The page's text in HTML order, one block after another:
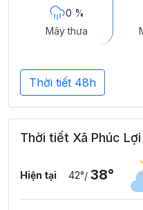
0 %
Mây thưa
Thời tiết 48h
Thời tiết Xã Phúc
Hiện tại 42°/ 38°